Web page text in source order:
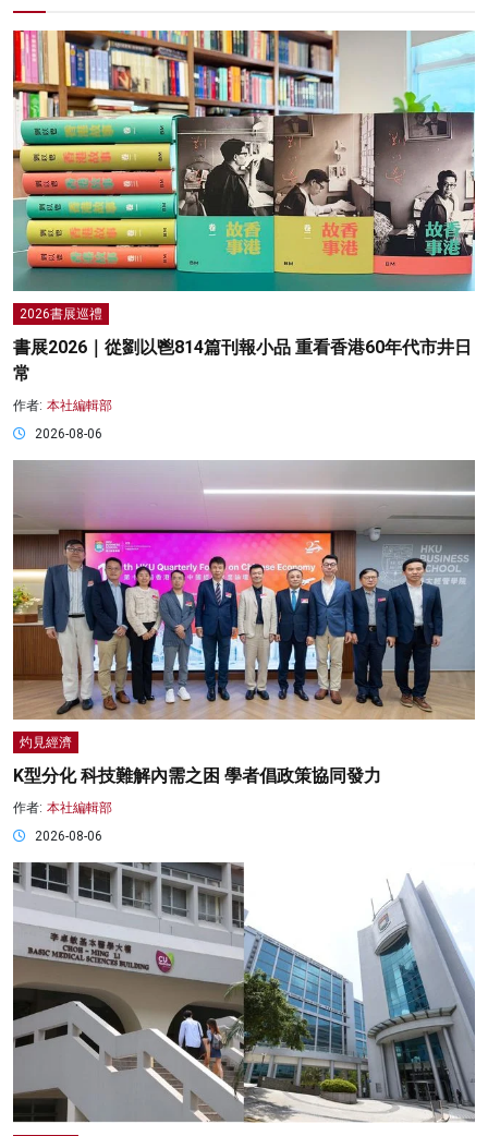
2026書展巡禮
書展2026｜從劉以鬯814篇刊報小品 重看香港60年代市井日
常
作者: 本社編輯部
2026-08-06
灼見經濟
K型分化 科技難解內需之困 學者倡政策協同發力
作者: 本社編輯部
2026-08-06